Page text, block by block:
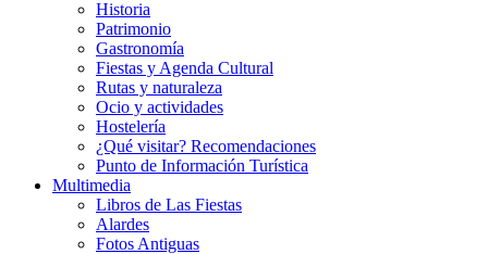
Historia
Patrimonio
Gastronomía
Fiestas y Agenda Cultural
Rutas y naturaleza
Ocio y actividades
Hostelería
¿Qué visitar? Recomendaciones
Punto de Información Turística
Multimedia
Libros de Las Fiestas
Alardes
Fotos Antiguas